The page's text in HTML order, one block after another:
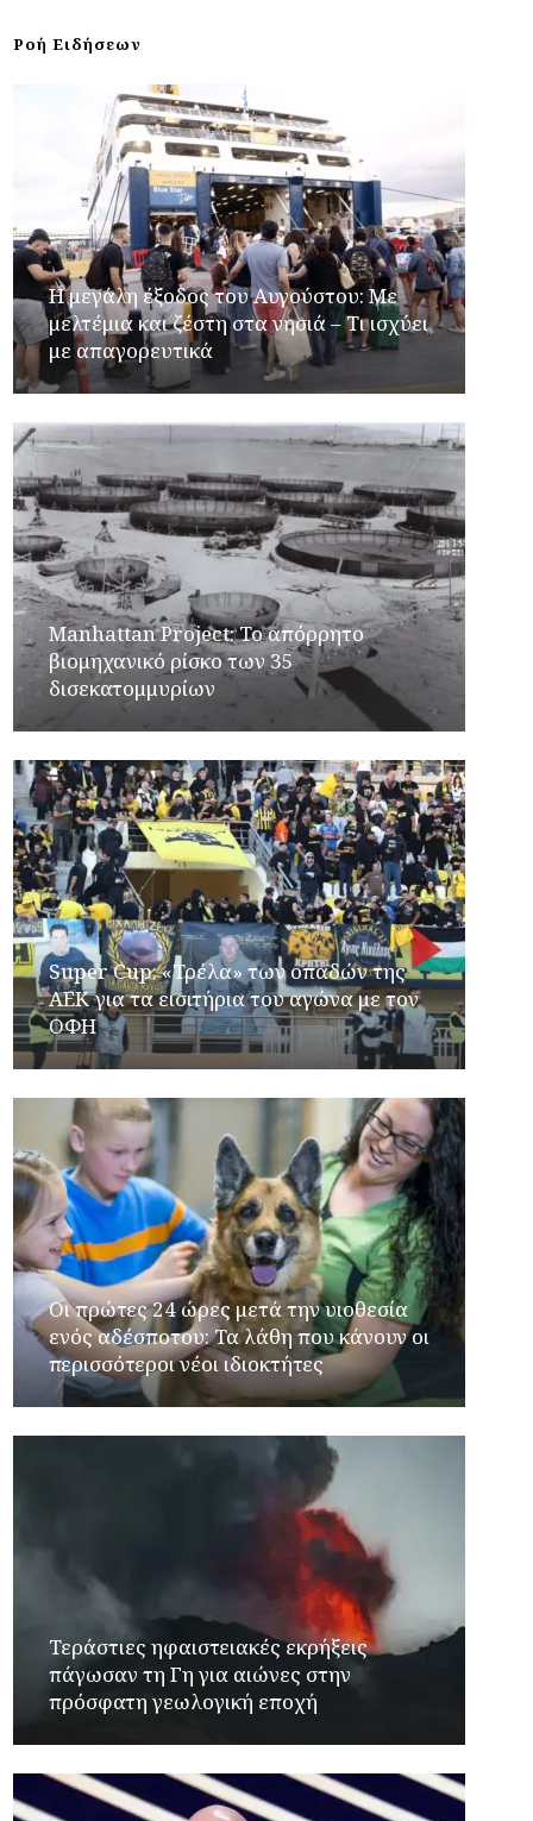
Ροή Ειδήσεων
Η μεγάλη έξοδος του Αυγούστου: Με
μελτέμια και ζέστη στα νησιά – Τι ισχύει
με απαγορευτικά
Manhattan Project: Το απόρρητο
βιομηχανικό ρίσκο των 35
δισεκατομμυρίων
Super Cup: «Τρέλα» των οπαδών της
ΑΕΚ για τα εισιτήρια του αγώνα με τον
ΟΦΗ
Οι πρώτες 24 ώρες μετά την υιοθεσία
ενός αδέσποτου: Τα λάθη που κάνουν οι
περισσότεροι νέοι ιδιοκτήτες
Τεράστιες ηφαιστειακές εκρήξεις
πάγωσαν τη Γη για αιώνες στην
πρόσφατη γεωλογική εποχή